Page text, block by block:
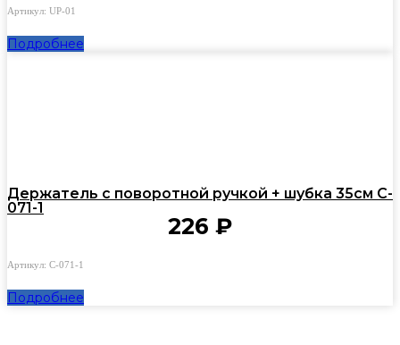
Артикул: UP-01
Подробнее
Держатель с поворотной ручкой + шубка 35см C-
071-1
226 ₽
Артикул: C-071-1
Подробнее